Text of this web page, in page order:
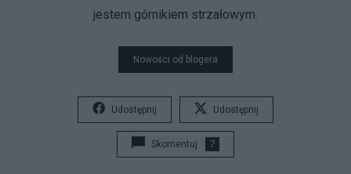
jestem górnikiem strzałowym.
Nowości od blogera
Udostępnij Udostępnij
Skomentuj 7